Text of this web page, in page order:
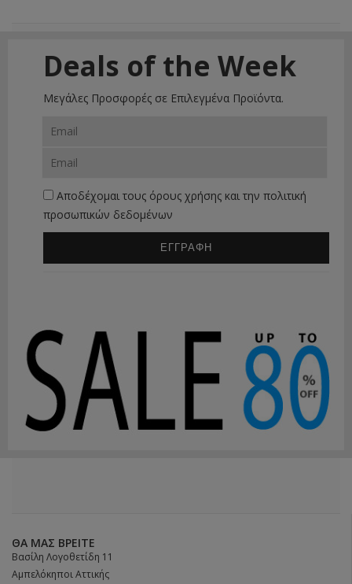
Deals of the Week
Μεγάλες Προσφορές σε Επιλεγμένα Προϊόντα.
Αποδέχομαι τους όρους χρήσης και την πολιτική
προσωπικών δεδομένων
ΕΓΓΡΑΦΗ
ΘΑ ΜΑΣ ΒΡΕΊΤΕ
Βασίλη Λογοθετίδη 11
Αμπελόκηποι Αττικής